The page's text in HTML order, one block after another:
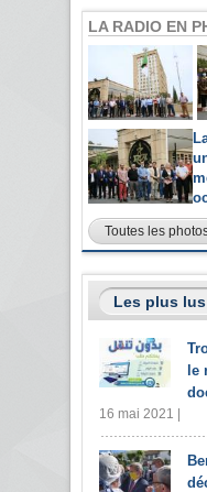
LA RADIO EN
Toutes les
Les plus lus
le
16 mai 2021 |